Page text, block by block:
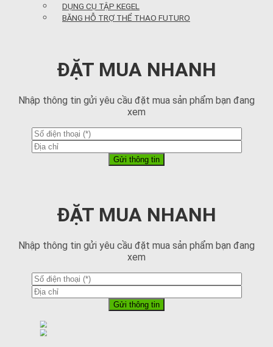
DỤNG CỤ TẬP KEGEL
BĂNG HỖ TRỢ THỂ THAO FUTURO
ĐẶT MUA NHANH
Nhập thông tin gửi yêu cầu đặt mua sản phẩm bạn đang
xem
ĐẶT MUA NHANH
Nhập thông tin gửi yêu cầu đặt mua sản phẩm bạn đang
xem